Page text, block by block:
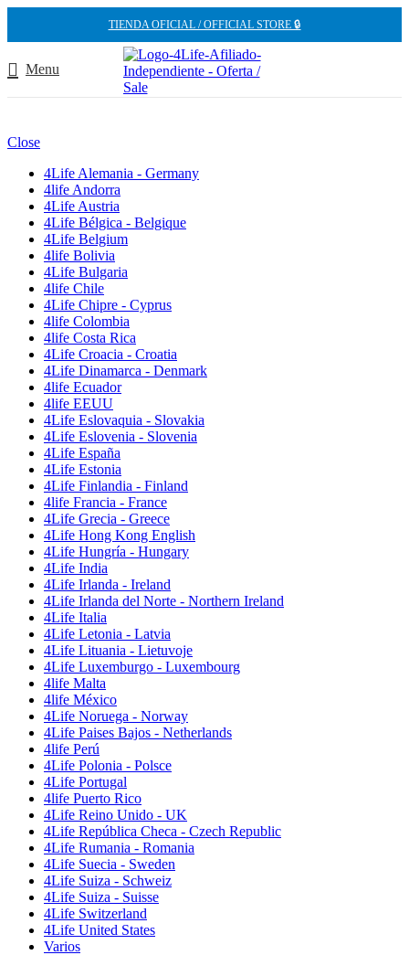
TIENDA OFICIAL / OFFICIAL STORE 🔒
Menu
Close
4Life Alemania - Germany
4life Andorra
4Life Austria
4Life Bélgica - Belgique
4Life Belgium
4life Bolivia
4Life Bulgaria
4life Chile
4Life Chipre - Cyprus
4life Colombia
4life Costa Rica
4Life Croacia - Croatia
4Life Dinamarca - Denmark
4life Ecuador
4life EEUU
4Life Eslovaquia - Slovakia
4Life Eslovenia - Slovenia
4Life España
4Life Estonia
4Life Finlandia - Finland
4life Francia - France
4Life Grecia - Greece
4Life Hong Kong English
4Life Hungría - Hungary
4Life India
4Life Irlanda - Ireland
4Life Irlanda del Norte - Northern Ireland
4Life Italia
4Life Letonia - Latvia
4Life Lituania - Lietuvoje
4Life Luxemburgo - Luxembourg
4life Malta
4life México
4Life Noruega - Norway
4Life Paises Bajos - Netherlands
4life Perú
4Life Polonia - Polsce
4Life Portugal
4life Puerto Rico
4Life Reino Unido - UK
4Life República Checa - Czech Republic
4Life Rumania - Romania
4Life Suecia - Sweden
4Life Suiza - Schweiz
4Life Suiza - Suisse
4Life Switzerland
4Life United States
Varios